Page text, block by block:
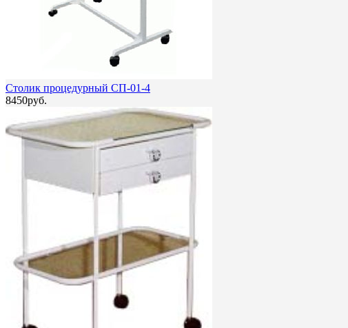
Столик процедурный СП-01-4
8450руб.